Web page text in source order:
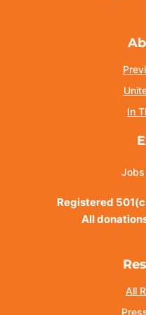
In
Jobs
Registered
All
All